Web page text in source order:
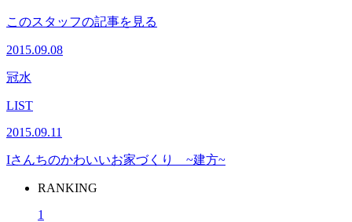
このスタッフの記事を見る
2015.09.08
冠水
LIST
2015.09.11
Iさんちのかわいいお家づくり ~建方~
RANKING
1